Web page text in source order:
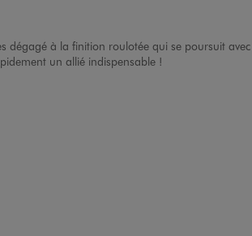
dégagé à la finition roulotée qui se poursuit
un allié indispensable !